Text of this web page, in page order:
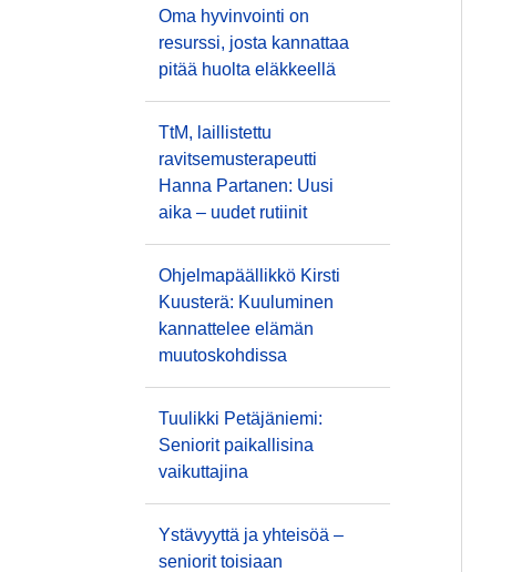
Oma hyvinvointi on
resurssi, josta kannattaa
pitää huolta eläkkeellä
TtM, laillistettu
ravitsemusterapeutti
Hanna Partanen: Uusi
aika – uudet rutiinit
Ohjelmapäällikkö Kirsti
Kuusterä: Kuuluminen
kannattelee elämän
muutoskohdissa
Tuulikki Petäjäniemi:
Seniorit paikallisina
vaikuttajina
Ystävyyttä ja yhteisöä –
seniorit toisiaan